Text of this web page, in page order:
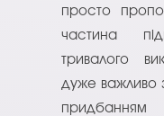
просто
частина
тривалого
дуже важливо